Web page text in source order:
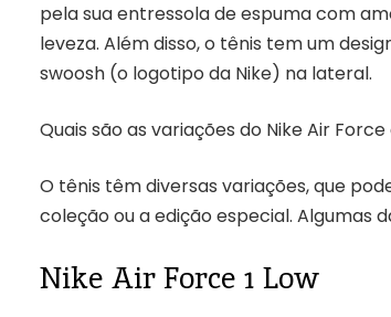
pela sua entressola de espuma com
leveza. Além disso, o tênis tem um
swoosh (o logotipo da Nike) na lateral.
Quais são as variações do Nike Air
O tênis têm diversas variações, que
coleção ou a edição especial. Algumas
Nike Air Force 1 Low